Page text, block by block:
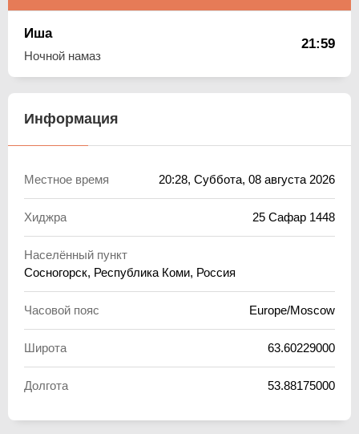
Иша
Ночной намаз
21:59
Информация
Местное время 20:28, Суббота, 08 августа 2026
Хиджра 25 Сафар 1448
Населённый пункт
Сосногорск, Республика Коми, Россия
Часовой пояс Europe/Moscow
Широта 63.60229000
Долгота 53.88175000